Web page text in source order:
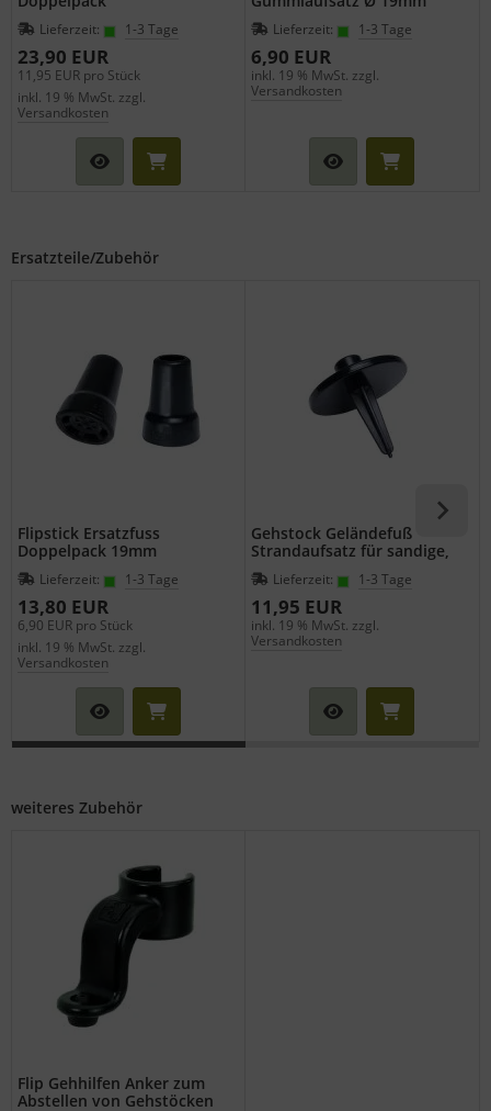
Lieferzeit: 1-3 Tage
23,90 EUR
11,95 EUR pro Stück
inkl. 19 % MwSt. zzgl.
Versandkosten
Lieferzeit: 1-3 Tage
6,90 EUR
inkl. 19 % MwSt. zzgl.
Versandkosten
Ersatzteile/Zubehör
Flipstick Ersatzfuss
Doppelpack 19mm
Lieferzeit: 1-3 Tage
13,80 EUR
6,90 EUR pro Stück
inkl. 19 % MwSt. zzgl.
Versandkosten
Gehstock Geländefuß
Strandaufsatz für sandige,
moorastige Böden für
Wanderstöcke mit
Durchmesser 19 mm
Lieferzeit: 1-3 Tage
11,95 EUR
inkl. 19 % MwSt. zzgl.
Versandkosten
weiteres Zubehör
Flip Gehhilfen Anker zum
Abstellen von Gehstöcken